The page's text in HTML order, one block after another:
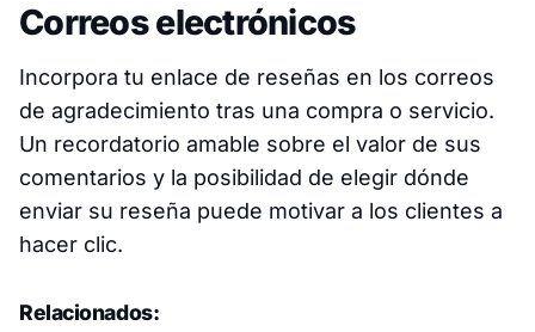
Correos electrónicos
Incorpora tu enlace de reseñas en los correos
de agradecimiento tras una compra o servicio.
Un recordatorio amable sobre el valor de sus
comentarios y la posibilidad de elegir dónde
enviar su reseña puede motivar a los clientes a
hacer clic.
Relacionados: